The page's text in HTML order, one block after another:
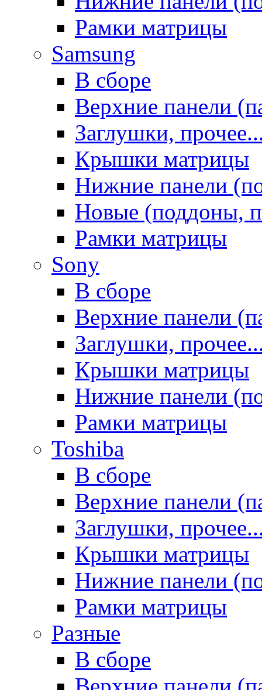
Рамки матрицы
Samsung
В сборе
Верхние панели
Заглушки,
Крышки матрицы
Нижние панели
Новые (поддоны,
Рамки матрицы
Sony
В сборе
Верхние панели
Заглушки,
Крышки матрицы
Нижние панели
Рамки матрицы
Toshiba
В сборе
Верхние панели
Заглушки,
Крышки матрицы
Нижние панели
Рамки матрицы
Разные
В сборе